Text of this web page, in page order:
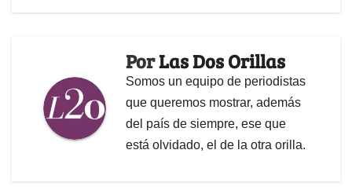
PorLas Dos Orillas
Somos un equipo de periodistas
que queremos mostrar, además
del país de siempre, ese que
está olvidado, el de la otra orilla.